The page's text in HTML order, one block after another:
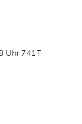
Uhr 741T